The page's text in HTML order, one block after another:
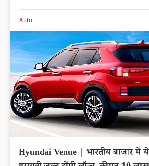
Auto
Hyundai Venue | भारतीय बाजार में